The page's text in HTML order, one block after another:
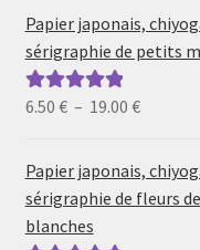
prix :
6.50 €
à
19.00 €
Papier japonais,
sérigraphie de petits
Note5.00sur
6.50 € – 19.00 €Plage
prix :
6.50 €
Papier japonais,
sérigraphie de fleurs
blanches